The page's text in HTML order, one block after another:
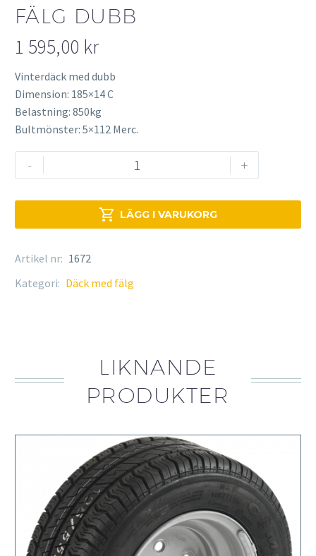
FÄLG DUBB
1 595,00 kr
Vinterdäck med dubb
Dimension: 185×14 C
Belastning: 850kg
Bultmönster: 5×112 Merc.
-
Vinterdäck
med
mängd
+
 LÄGG I VARUKORG
Artikel nr: 1672
Kategori: Däck med fälg
LIKNANDE
PRODUKTER